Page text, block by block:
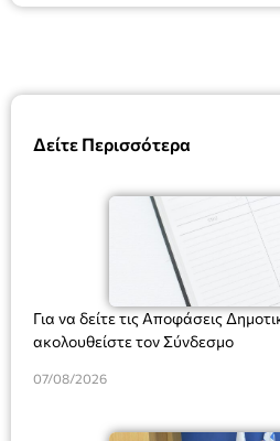
Δείτε Περισσότερα
Για να δείτε τις Αποφάσεις
ακολουθείστε τον Σύνδεσμο
07/08/2026